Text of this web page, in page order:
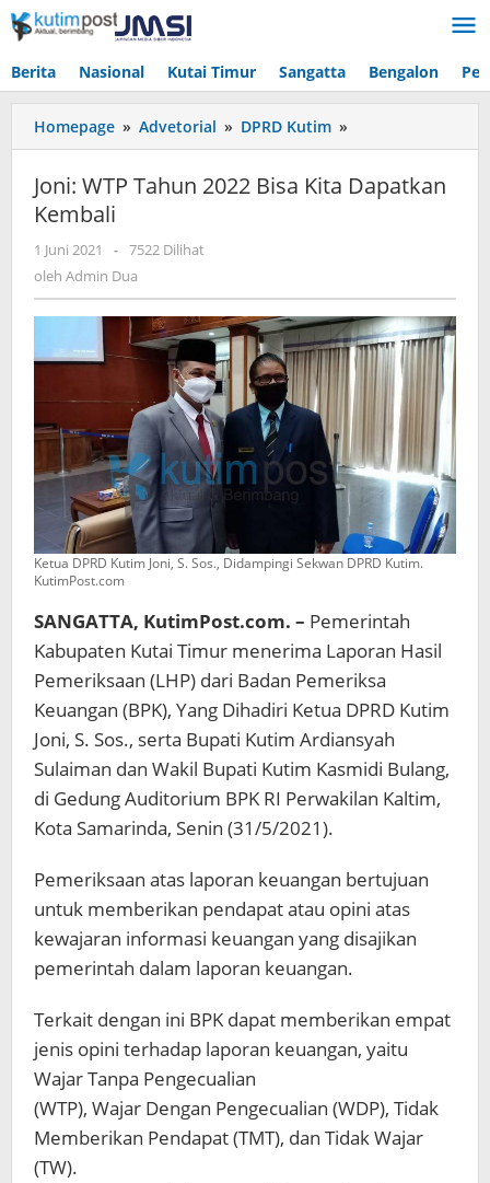
Lewati
ke
Berita Nasional Kutai Timur Sangatta Bengalon
Homepage » Advetorial » DPRD Kutim »
WTP
2022
Joni: WTP Tahun 2022 Bisa Kita Dapatkan
Kembali
1 Juni 2021
oleh
Admin
- 7522 Dilihat
oleh Admin Dua
Ketua DPRD Kutim Joni, S. Sos., Didampingi Sekwan DPRD Kutim.
KutimPost.com
SANGATTA, KutimPost.com. – Pemerintah
Kabupaten Kutai Timur menerima Laporan Hasil
Pemeriksaan (LHP) dari Badan Pemeriksa
Keuangan (BPK), Yang Dihadiri Ketua DPRD Kutim
Joni, S. Sos., serta Bupati Kutim Ardiansyah
Sulaiman dan Wakil Bupati Kutim Kasmidi Bulang,
di Gedung Auditorium BPK RI Perwakilan Kaltim,
Kota Samarinda, Senin (31/5/2021).
Pemeriksaan atas laporan keuangan bertujuan
untuk memberikan pendapat atau opini atas
kewajaran informasi keuangan yang disajikan
pemerintah dalam laporan keuangan.
Terkait dengan ini BPK dapat memberikan empat
jenis opini terhadap laporan keuangan, yaitu
Wajar Tanpa Pengecualian
(WTP), Wajar Dengan Pengecualian (WDP), Tidak
Memberikan Pendapat (TMT), dan Tidak Wajar
(TW).